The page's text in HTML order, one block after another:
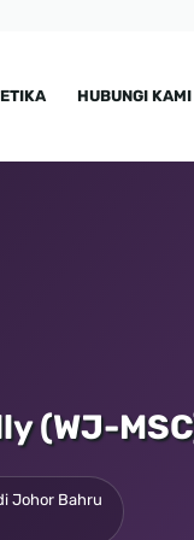
HUBUNGI KAMI
(WJ-
Johor Bahru